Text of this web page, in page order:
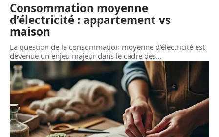
Consommation moyenne
d’électricité : appartement vs
maison
La question de la consommation moyenne d’électricité est
devenue un enjeu majeur dans le cadre des…